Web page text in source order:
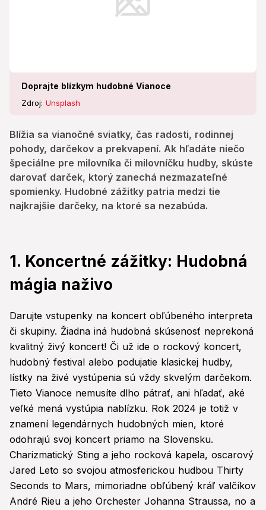
Doprajte blízkym hudobné Vianoce
Zdroj: Unsplash
Blížia sa vianočné sviatky, čas radosti, rodinnej
pohody, darčekov a prekvapení. Ak hľadáte niečo
špeciálne pre milovníka či milovníčku hudby, skúste
darovať darček, ktorý zanechá nezmazateľné
spomienky. Hudobné zážitky patria medzi tie
najkrajšie darčeky, na ktoré sa nezabúda.
1. Koncertné zážitky: Hudobná
mágia naživo
Darujte vstupenky na koncert obľúbeného interpreta
či skupiny. Žiadna iná hudobná skúsenosť neprekoná
kvalitný živý koncert! Či už ide o rockový koncert,
hudobný festival alebo podujatie klasickej hudby,
lístky na živé vystúpenia sú vždy skvelým darčekom.
Tieto Vianoce nemusíte dlho pátrať, ani hľadať, aké
veľké mená vystúpia nablízku. Rok 2024 je totiž v
znamení legendárnych hudobných mien, ktoré
odohrajú svoj koncert priamo na Slovensku.
Charizmatický Sting a jeho rocková kapela, oscarový
Jared Leto so svojou atmosferickou hudbou Thirty
Seconds to Mars, mimoriadne obľúbený kráľ valčíkov
André Rieu a jeho Orchester Johanna Straussa, no a